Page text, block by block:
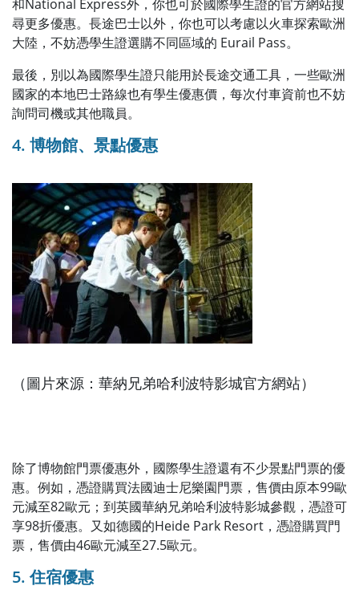
和National Express外，你也可於國際學生證的官方網站搜
尋更多優惠。長途巴士以外，你也可以考慮以火車探索歐洲
大陸，不妨憑學生證選購不同區域的 Eurail Pass。
最後，別以為國際學生證只能用於長途交通工具，一些歐洲
國家的本地巴士路線也有學生優惠價，每次付車資前也不妨
詢問司機或其他職員。
4. 博物館、景點優惠
（圖片來源：華納兄弟哈利波特影城官方網站）
除了博物館門票優惠外，國際學生證還有不少景點門票的優
惠。例如，憑證購買法國迪士尼樂園門票，售價由原本99歐
元減至82歐元；到英國華納兄弟哈利波特影城參觀，憑證可
享98折優惠。又如德國的Heide Park Resort，憑證購買門
票，售價由46歐元減至27.5歐元。
5. 住宿優惠